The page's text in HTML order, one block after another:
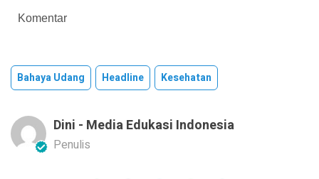
Komentar
Bahaya Udang Headline Kesehatan
Dini - Media Edukasi Indonesia
Penulis